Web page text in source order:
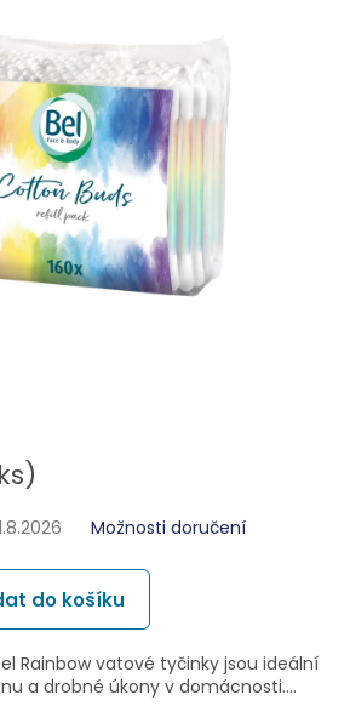
Možnosti doručení
do košíku
Rainbow vatové tyčinky jsou ideální
a drobné úkony v domácnosti.…